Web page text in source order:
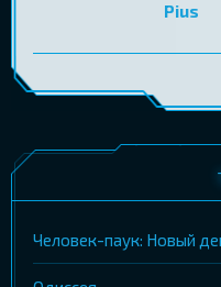
Pius
Человек-паук: Новый